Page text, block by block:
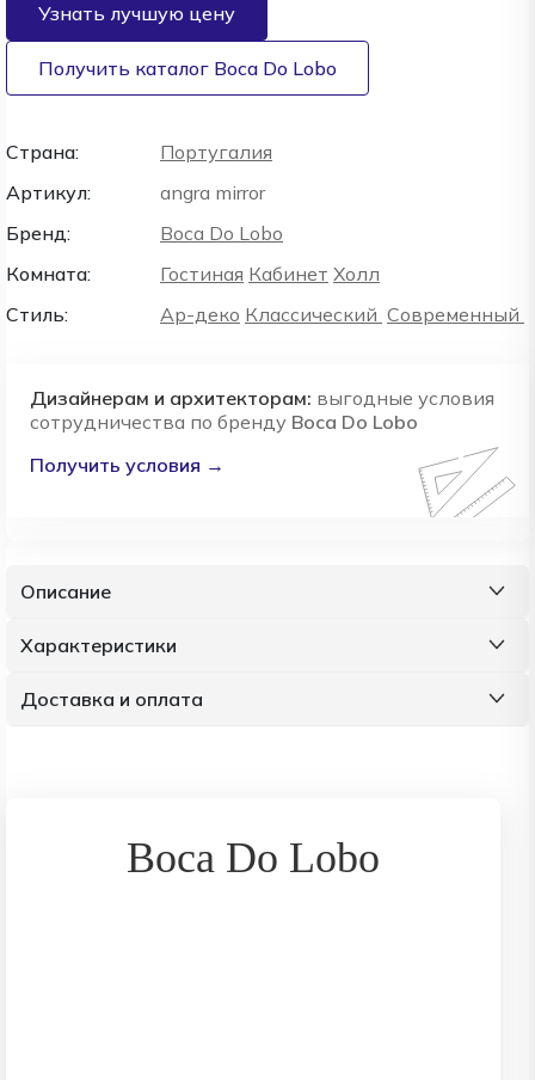
Узнать лучшую цену
Получить каталог Boca Do Lobo
Страна:
Португалия
Артикул:
angra mirror
Бренд:
Boca Do Lobo
Комната:
Гостиная Кабинет Холл
Стиль:
Ар-деко Классический Современный
Дизайнерам и архитекторам: выгодные условия
сотрудничества по бренду Boca Do Lobo
Получить условия →
Описание
Характеристики
Доставка и оплата
Boca Do Lobo